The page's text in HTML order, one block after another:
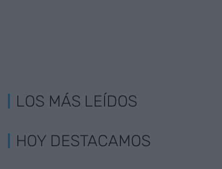
LOS MÁS LEÍDOS
HOY DESTACAMOS